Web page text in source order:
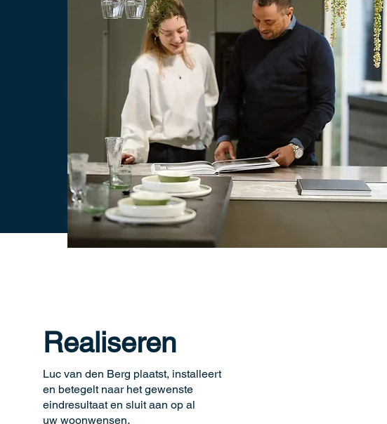
Realiseren
Luc van den Berg plaatst, installeert
en betegelt naar het gewenste
eindresultaat en sluit aan op al
uw woonwensen.